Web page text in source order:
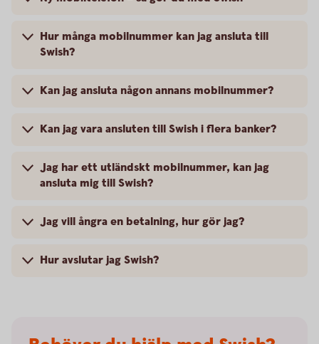
Hur många mobilnummer kan jag ansluta till
Swish?
Kan jag ansluta någon annans mobilnummer?
Kan jag vara ansluten till Swish i flera banker?
Jag har ett utländskt mobilnummer, kan jag
ansluta mig till Swish?
Jag vill ångra en betalning, hur gör jag?
Hur avslutar jag Swish?